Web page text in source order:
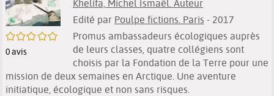
/5
0avis
Khelifa, Michel Ismaël. Auteur
Edité par Poulpe fictions. Paris - 2017
Promus ambassadeurs écologiques auprès
de leurs classes, quatre collégiens sont
choisis par la Fondation de la Terre pour une
mission de deux semaines en Arctique. Une aventure
initiatique, écologique et non sans risques.